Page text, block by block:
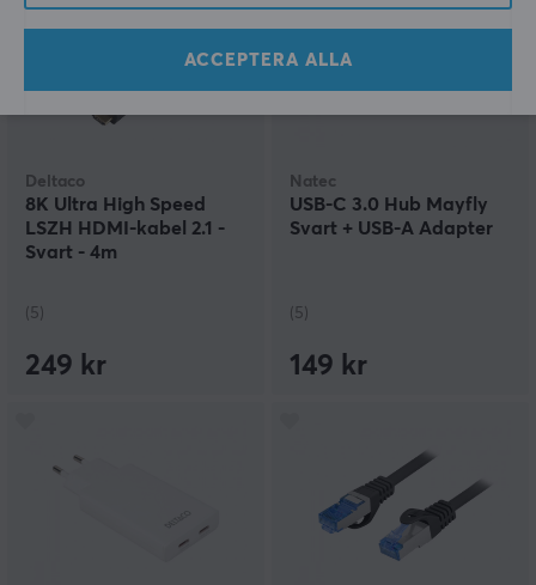
Deltaco
8K Ultra High Speed
LSZH HDMI-kabel 2.1 -
Svart - 4m
(5)
249 kr
Natec
USB-C 3.0 Hub Mayfly
Svart + USB-A Adapter
(5)
149 kr
ACCEPTERA ALLA